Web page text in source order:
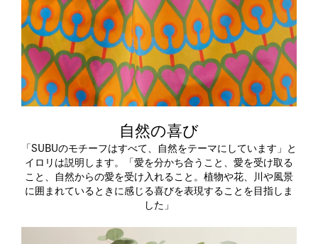
自然の喜び
「SUBUのモチーフはすべて、自然をテーマにしています」と
イロリは説明します。「愛を分かち合うこと、愛を受け取る
こと、自然からの愛を受け入れること。植物や花、川や風景
に囲まれているときに感じる喜びを表現することを目指しま
した」